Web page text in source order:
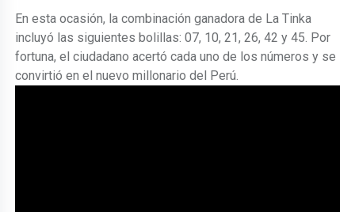
En esta ocasión, la combinación ganadora de La Tinka
incluyó las siguientes bolillas: 07, 10, 21, 26, 42 y 45. Por
fortuna, el ciudadano acertó cada uno de los números y se
convirtió en el nuevo millonario del Perú.